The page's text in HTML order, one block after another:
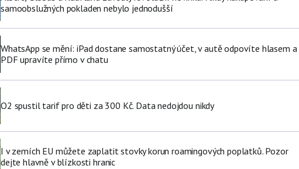
samoobslužných pokladen nebylo jednodušší
WhatsApp se mění: iPad dostane samostatný účet, v autě odpovíte hlasem a
PDF upravíte přímo v chatu
O2 spustil tarif pro děti za 300 Kč. Data nedojdou nikdy
I v zemích EU můžete zaplatit stovky korun roamingových poplatků. Pozor
dejte hlavně v blízkosti hranic